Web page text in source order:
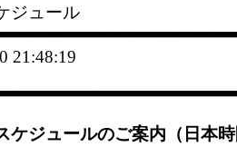
ジュール
21:48:19
ケジュールのご案内（日本